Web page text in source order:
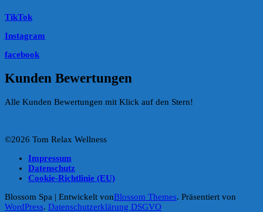
TikTok
Instagram
facebook
Kunden Bewertungen
Alle Kunden Bewertungen mit Klick auf den Stern!
©2026 Tom Relax Wellness
Impressum
Datenschutz
Cookie-Richtlinie (EU)
Blossom Spa | Entwickelt vonBlossom Themes. Präsentiert von
WordPress. Datenschutzerklärung DSGVO